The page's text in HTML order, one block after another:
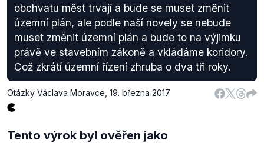
obchvatu měst trvají a bude se muset změnit
územní plán, ale podle naší novely se nebude
muset změnit územní plán a bude to na výjimku
právě ve stavebním zákoně a vkládáme koridory.
Což zkrátí územní řízení zhruba o dva tři roky.
Otázky Václava Moravce 19. března 2017
Tento výrok byl ověřen jako